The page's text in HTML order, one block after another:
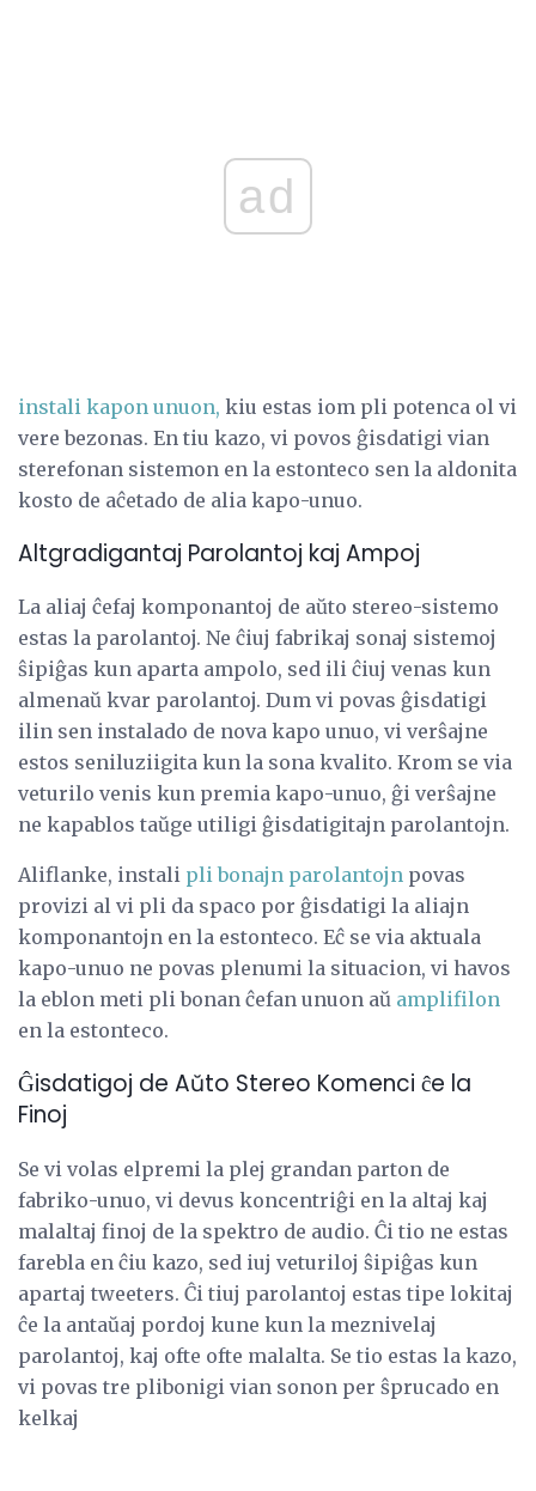
ad
instali kapon unuon, kiu estas iom pli potenca ol vi
vere bezonas. En tiu kazo, vi povos ĝisdatigi vian
sterefonan sistemon en la estonteco sen la aldonita
kosto de aĉetado de alia kapo-unuo.
Altgradigantaj Parolantoj kaj Ampoj
La aliaj ĉefaj komponantoj de aŭto stereo-sistemo
estas la parolantoj. Ne ĉiuj fabrikaj sonaj sistemoj
ŝipiĝas kun aparta ampolo, sed ili ĉiuj venas kun
almenaŭ kvar parolantoj. Dum vi povas ĝisdatigi
ilin sen instalado de nova kapo unuo, vi verŝajne
estos seniluziigita kun la sona kvalito. Krom se via
veturilo venis kun premia kapo-unuo, ĝi verŝajne
ne kapablos taŭge utiligi ĝisdatigitajn parolantojn.
Aliflanke, instali pli bonajn parolantojn povas
provizi al vi pli da spaco por ĝisdatigi la aliajn
komponantojn en la estonteco. Eĉ se via aktuala
kapo-unuo ne povas plenumi la situacion, vi havos
la eblon meti pli bonan ĉefan unuon aŭ amplifilon
en la estonteco.
Ĝisdatigoj de Aŭto Stereo Komenci ĉe la
Finoj
Se vi volas elpremi la plej grandan parton de
fabriko-unuo, vi devus koncentriĝi en la altaj kaj
malaltaj finoj de la spektro de audio. Ĉi tio ne estas
farebla en ĉiu kazo, sed iuj veturiloj ŝipiĝas kun
apartaj tweeters. Ĉi tiuj parolantoj estas tipe lokitaj
ĉe la antaŭaj pordoj kune kun la meznivelaj
parolantoj, kaj ofte ofte malalta. Se tio estas la kazo,
vi povas tre plibonigi vian sonon per ŝprucado en
kelkaj